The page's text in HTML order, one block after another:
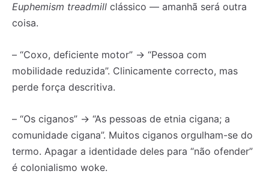
Euphemism treadmill clássico — amanhã será outra
coisa.
– “Coxo, deficiente motor” → “Pessoa com
mobilidade reduzida”. Clinicamente correcto, mas
perde força descritiva.
– “Os ciganos” → “As pessoas de etnia cigana; a
comunidade cigana”. Muitos ciganos orgulham-se do
termo. Apagar a identidade deles para “não ofender”
é colonialismo woke.